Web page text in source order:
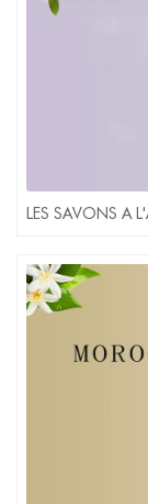
LES SAVONS A